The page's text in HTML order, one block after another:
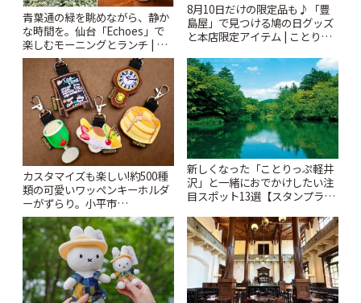
青葉通の緑を眺めながら、静か
な時間を。仙台「Echoes」で
楽しむモーニングとランチ | こ
とりっぷ
8月10日だけの限定品も♪「豊
島屋」で見つける鳩の日グッズ
と本店限定アイテム | ことりっ
カスタマイズも楽しい!約500種
類の可愛いワッペンキーホルダ
ーがずらり。小平市
「Kimamaya T&K」 | ことりっ
ぷ
新しくなった「ことりっぷ軽井
沢」と一緒におでかけしたい注
目スポット13選【スタンプラリ